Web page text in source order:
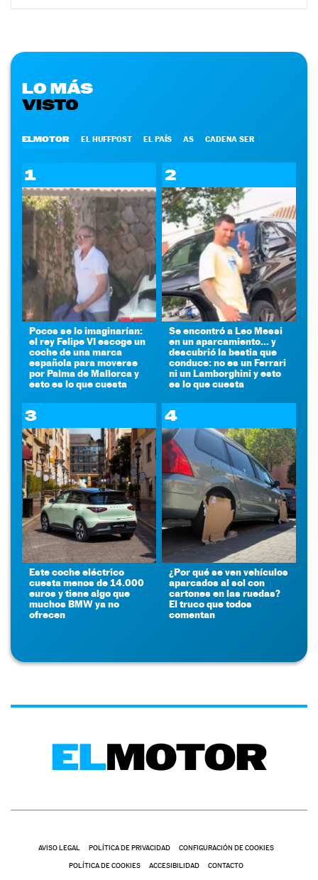
LO MÁS
VISTO
ELMOTOR EL HUFFPOST EL PAÍS AS CADENA SER
1
Pocos se lo imaginarían:
el rey Felipe VI escoge un
coche de una marca
española para moverse
por Palma de Mallorca y
esto es lo que cuesta
2
Se encontró a Leo Messi
en un aparcamiento... y
descubrió la bestia que
conduce: no es un Ferrari
ni un Lamborghini y esto
es lo que cuesta
3
Este coche eléctrico
cuesta menos de 14.000
euros y tiene algo que
muchos BMW ya no
ofrecen
4
¿Por qué se ven vehículos
aparcados al sol con
cartones en las ruedas?
El truco que todos
comentan
AVISO LEGAL POLÍTICA DE PRIVACIDAD CONFIGURACIÓN DE COOKIES
POLÍTICA DE COOKIES ACCESIBILIDAD CONTACTO